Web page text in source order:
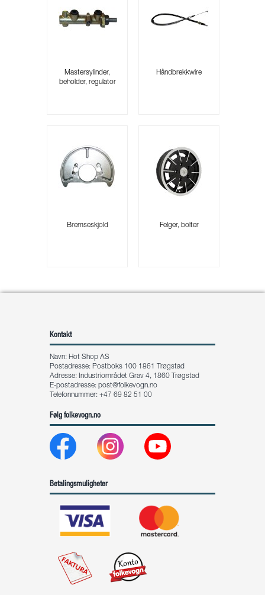
Mastersylinder,
beholder, regulator
Håndbrekkwire
Bremseskjold Felger, bolter
Kontakt
Navn: Hot Shop AS
Postadresse: Postboks 100 1861 Trøgstad
Adresse: Industriområdet Grav 4, 1860 Trøgstad
E-postadresse: post@folkevogn.no
Telefonnummer: +47 69 82 51 00
Følg folkevogn.no
Betalingsmuligheter